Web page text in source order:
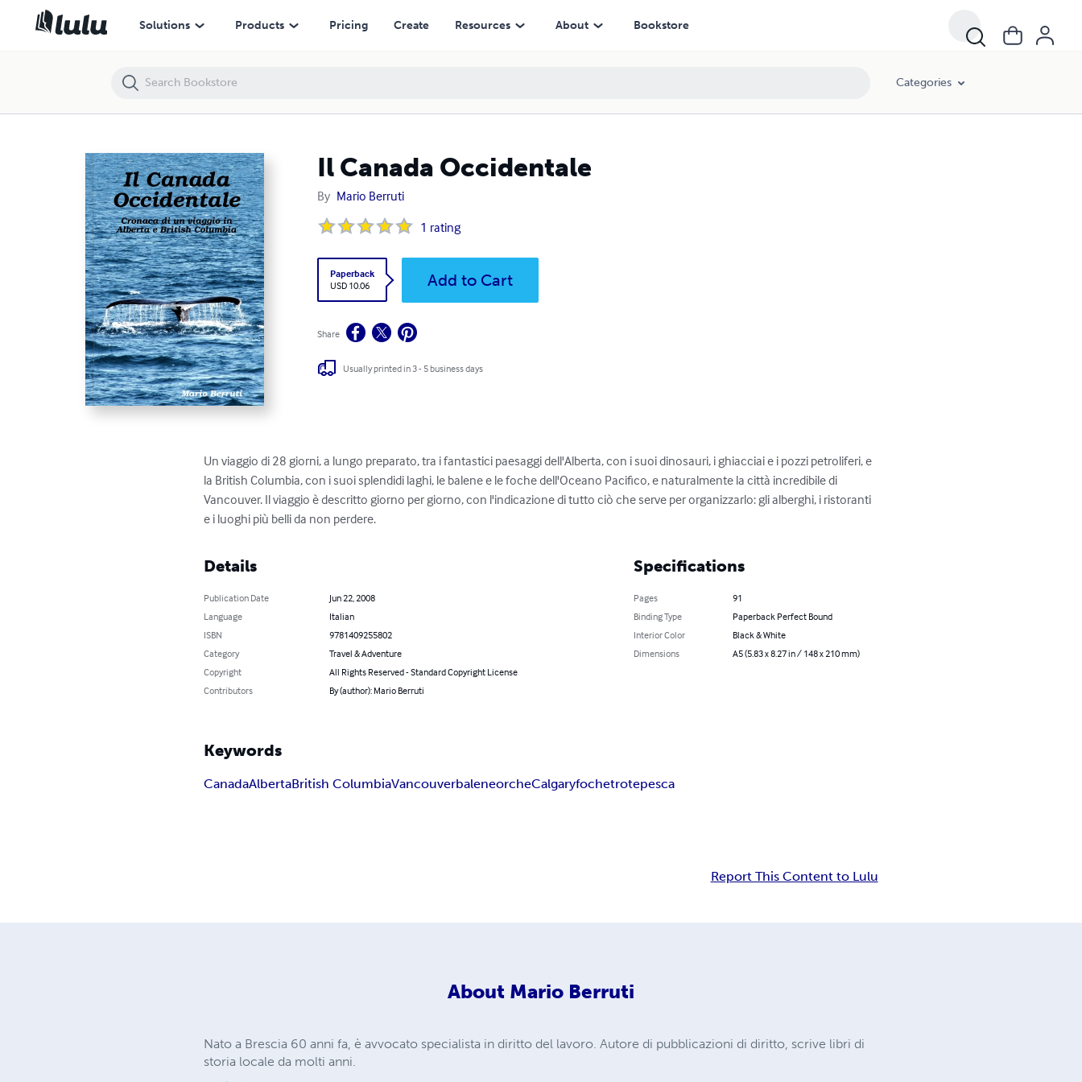
Solutions Products Pricing Create Resources About Bookstore
Categories
Il Canada Occidentale
By Mario Berruti
1 rating
Paperback
USD 10.06
Add to Cart
Share
Usually printed in 3 - 5 business days
Un viaggio di 28 giorni, a lungo preparato, tra i fantastici paesaggi dell'Alberta, con i suoi dinosauri, i ghiacciai e i pozzi petroliferi, e
la British Columbia, con i suoi splendidi laghi, le balene e le foche dell'Oceano Pacifico, e naturalmente la città incredibile di
Vancouver. Il viaggio è descritto giorno per giorno, con l'indicazione di tutto ciò che serve per organizzarlo: gli alberghi, i ristoranti
e i luoghi più belli da non perdere.
Details
Publication Date
Jun 22, 2008
Language
Italian
ISBN
9781409255802
Category
Travel & Adventure
Copyright
All Rights Reserved - Standard Copyright License
Contributors
By (author): Mario Berruti
Specifications
Pages
91
Binding Type
Paperback Perfect Bound
Interior Color
Black & White
Dimensions
A5 (5.83 x 8.27 in / 148 x 210 mm)
Keywords
CanadaAlbertaBritish ColumbiaVancouverbaleneorcheCalgaryfochetrotepesca
Report This Content to Lulu
About Mario Berruti
Nato a Brescia 60 anni fa, è avvocato specialista in diritto del lavoro. Autore di pubblicazioni di diritto, scrive libri di
storia locale da molti anni.
Il Canada Occidentale